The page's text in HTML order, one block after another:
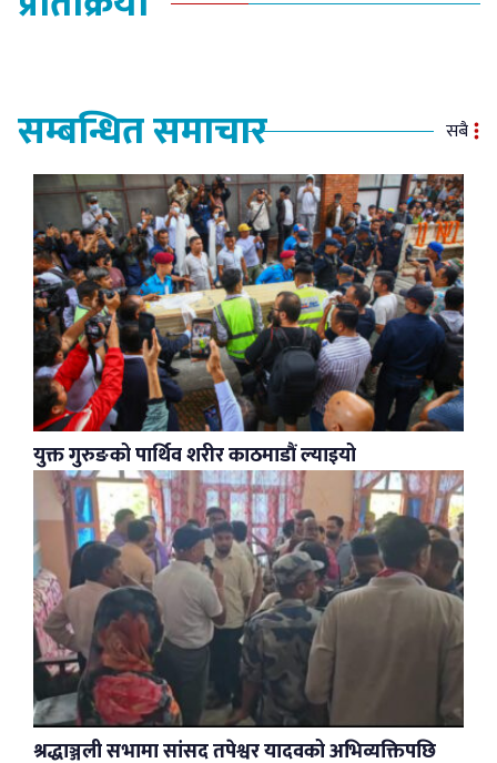
सम्बन्धित समाचार सबै
युक्त गुरुङको पार्थिव शरीर काठमाडौं ल्याइयो
श्रद्धाञ्जली सभामा सांसद तपेश्वर यादवको अभिव्यक्तिपछि